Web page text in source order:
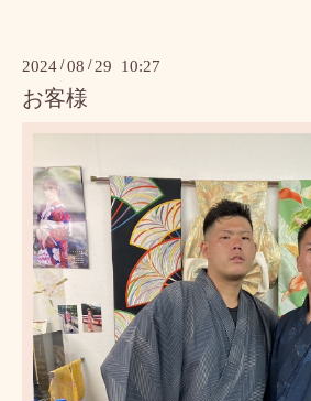
2024 /08 / 29 10:27
お客様